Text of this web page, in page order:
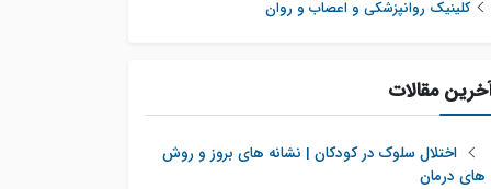
کلینیک روانپزشکی و اعصاب و روان
مقالات
اختلال سلوک در کودکان | نشانه های بروز و روش
های درمان